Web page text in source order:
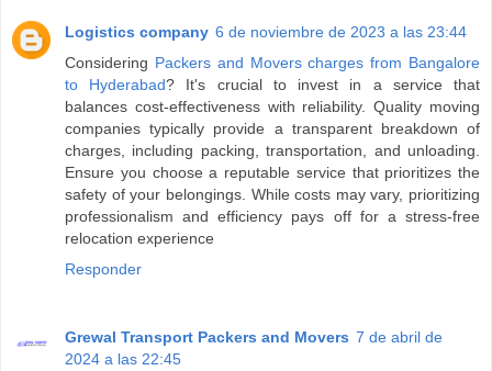
Logistics company 6 de noviembre de 2023 a las 23:44
Considering Packers and Movers charges from Bangalore
to Hyderabad? It's crucial to invest in a service that
balances cost-effectiveness with reliability. Quality moving
companies typically provide a transparent breakdown of
charges, including packing, transportation, and unloading.
Ensure you choose a reputable service that prioritizes the
safety of your belongings. While costs may vary, prioritizing
professionalism and efficiency pays off for a stress-free
relocation experience
Responder
Grewal Transport Packers and Movers 7 de abril de
2024 a las 22:45